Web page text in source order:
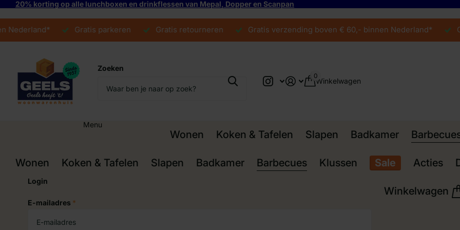
20% korting op alle lunchboxen en drinkflessen van Mepal, Dopper en Scanpan
Gratis parkeren Gratis retourneren Gratis verzending boven € 60,- binnen Nederland*
Zoeken
Winkelwagen
0
Menu
Wonen Koken & Tafelen Slapen Badkamer
Wonen Koken & Tafelen Slapen Badkamer Barbecues Klussen Sale Acties
Login
E-mailadres *
Winkelwagen